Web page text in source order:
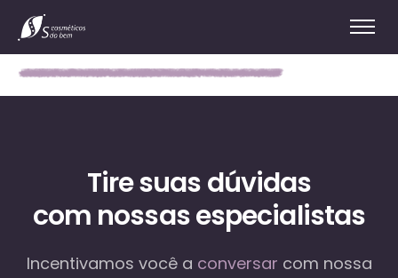
Tire suas dúvidas
com nossas especialistas
Incentivamos você a conversar com nossa